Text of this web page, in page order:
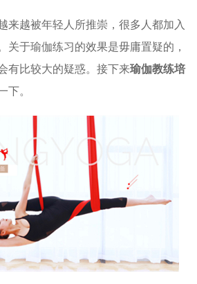
来越被年轻人所推崇，很多人都加入
关于瑜伽练习的效果是毋庸置疑的，
有比较大的疑惑。接下来瑜伽教练培
。